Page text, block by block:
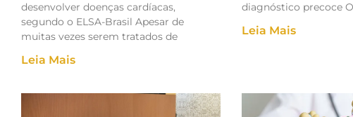
desenvolver doenças cardíacas,
segundo o ELSA-Brasil Apesar de
muitas vezes serem tratados de
Leia Mais
diagnóstico precoce
Leia Mais